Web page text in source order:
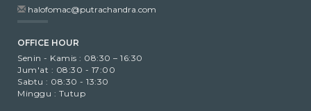
halofomac@putrachandra.com
OFFICE HOUR
Senin - Kamis : 08:30 – 16:30
Jum'at : 08:30 - 17:00
Sabtu : 08:30 - 13:30
Minggu : Tutup